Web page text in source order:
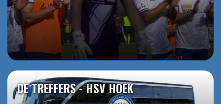
DE TREFFERS - HSV HOEK